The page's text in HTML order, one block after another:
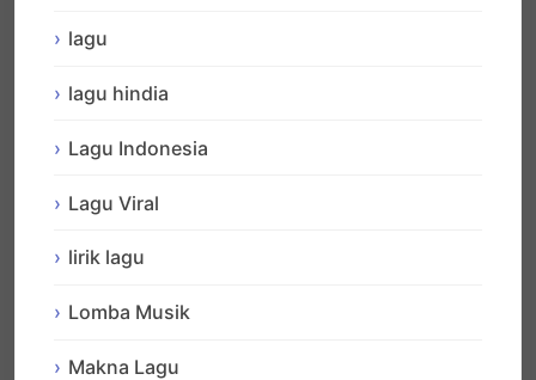
lagu
lagu hindia
Lagu Indonesia
Lagu Viral
lirik lagu
Lomba Musik
Makna Lagu